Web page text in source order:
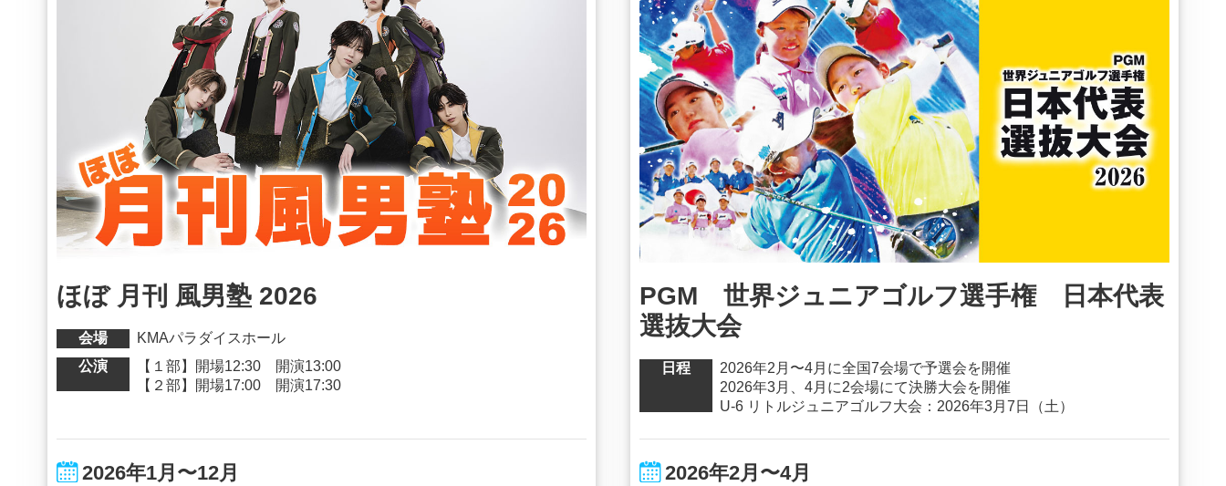
ほぼ 月刊 風男塾 2026
会場
KMAパラダイスホール
公演
【１部】開場12:30 開演13:00
【２部】開場17:00 開演17:30
2026年1月〜12月
PGM 世界ジュニアゴルフ選手権 日本代表
選抜大会
日程
2026年2月〜4月に全国7会場で予選会を開催
2026年3月、4月に2会場にて決勝大会を開催
U-6 リトルジュニアゴルフ大会：2026年3月7日（土）
2026年2月〜4月